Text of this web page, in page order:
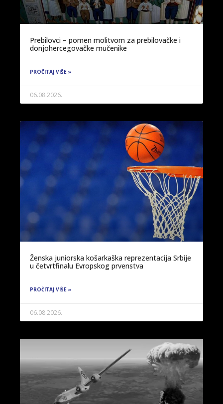
Prebilovci – pomen molitvom za prebilovačke i
donjohercegovačke mučenike
PROČITAJ VIŠE »
06.08.2026.
Ženska juniorska košarkaška reprezentacija Srbije
u četvrtfinalu Evropskog prvenstva
PROČITAJ VIŠE »
06.08.2026.